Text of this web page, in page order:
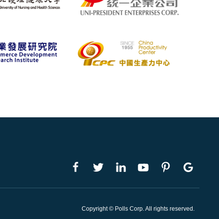
Copyright © Polls Corp. All rights reserved.